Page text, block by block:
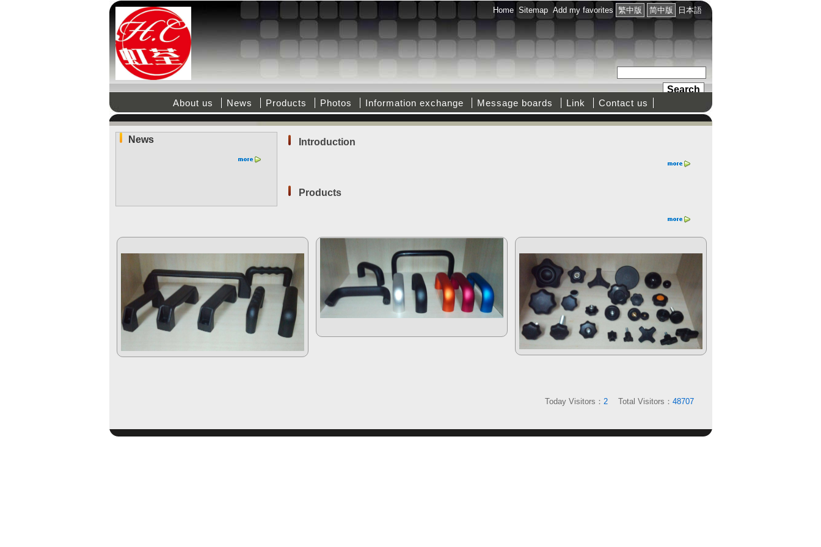
Home Sitemap Add my favorites 繁中版 简中版 日本語
About us News Products Photos Information exchange Message boards Link Contact us
News Introduction
Products
Today Visitors： 2 Total Visitors： 48707